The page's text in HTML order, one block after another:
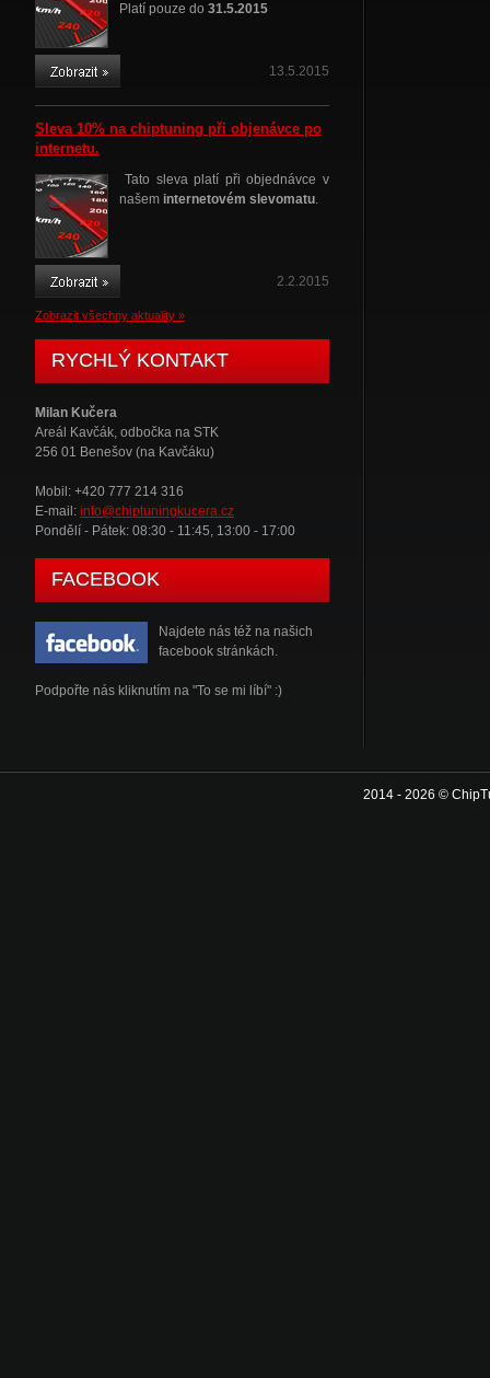
Platí pouze do 31.5.2015
13.5.2015
Sleva 10% na chiptuning při objenávce po
internetu.
Tato sleva platí při objednávce v
našem internetovém slevomatu.
2.2.2015
Zobrazit všechny aktuality »
RYCHLÝ KONTAKT
Milan Kučera
Areál Kavčák, odbočka na STK
256 01 Benešov (na Kavčáku)
Mobil: +420 777 214 316
E-mail: info@chiptuningkucera.cz
Pondělí - Pátek: 08:30 - 11:45, 13:00 - 17:00
FACEBOOK
Najdete nás též na našich
facebook stránkách.
Podpořte nás kliknutím na "To se mi líbí" :)
2014 - 2026 ©